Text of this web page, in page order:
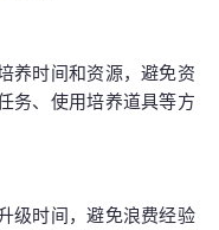
养时间和资源，避免资
务、使用培养道具等方
级时间，避免浪费经验